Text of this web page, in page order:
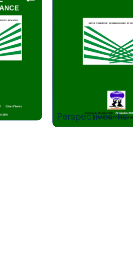
Perspectives-hs
Add to Cart